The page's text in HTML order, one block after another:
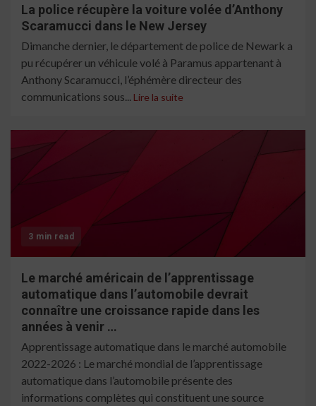
La police récupère la voiture volée d’Anthony
Scaramucci dans le New Jersey
Dimanche dernier, le département de police de Newark a
pu récupérer un véhicule volé à Paramus appartenant à
Anthony Scaramucci, l’éphémère directeur des
communications sous... Lire la suite
3 min read
Le marché américain de l’apprentissage
automatique dans l’automobile devrait
connaître une croissance rapide dans les
années à venir …
Apprentissage automatique dans le marché automobile
2022-2026 : Le marché mondial de l’apprentissage
automatique dans l’automobile présente des
informations complètes qui constituent une source